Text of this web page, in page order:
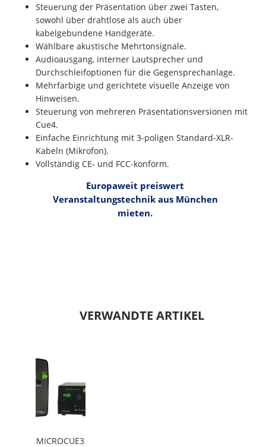
Steuerung der Präsentation über zwei Tasten,
sowohl über drahtlose als auch über
kabelgebundene Handgeräte.
Wählbare akustische Mehrtonsignale.
Audioausgang, interner Lautsprecher und
Durchschleifoptionen für die Gegensprechanlage.
Mehrfarbige und gerichtete visuelle Anzeige von
Hinweisen.
Steuerung von mehreren Präsentationsversionen mit
Cue4.
Einfache Einrichtung mit 3-poligen Standard-XLR-
Kabeln (Mikrofon).
Vollständig CE- und FCC-konform.
Europaweit preiswert
Veranstaltungstechnik aus München
mieten.
VERWANDTE ARTIKEL
MICROCUE3